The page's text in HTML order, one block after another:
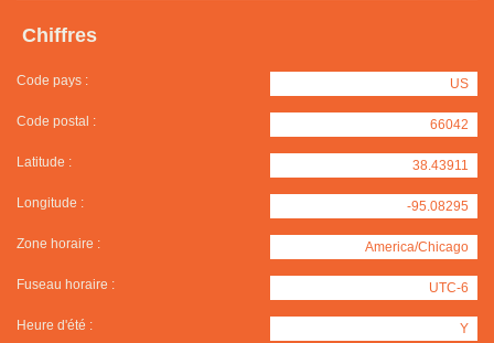
Chiffres
Code pays : US
Code postal : 66042
Latitude : 38.43911
Longitude : -95.08295
Zone horaire : America/Chicago
Fuseau horaire : UTC-6
Heure d'été : Y